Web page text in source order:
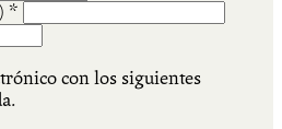
*
con los siguientes